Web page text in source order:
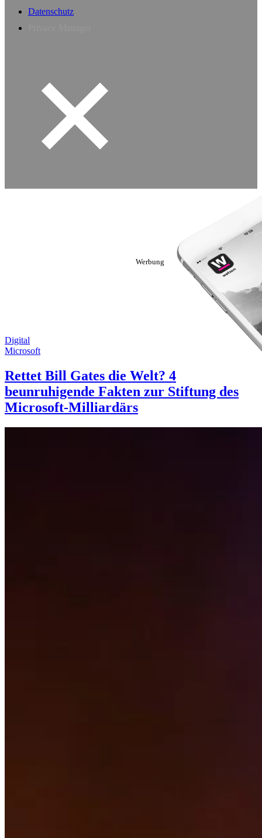
Datenschutz
Digital
Microsoft
Rettet Bill Gates die Welt? 4
beunruhigende Fakten zur Stiftung des
Microsoft-Milliardärs